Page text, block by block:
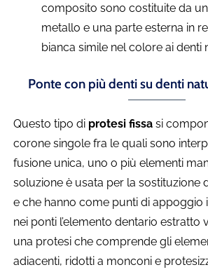
composito sono costituite da
metallo e una parte esterna in
bianca simile nel colore ai denti
Ponte con più denti su denti
Questo tipo di protesi fissa si
corone singole fra le quali sono
fusione unica, uno o più elementi
soluzione è usata per la sostituzione
e che hanno come punti di appoggio
nei ponti l’elemento dentario estratto
una protesi che comprende gli
adiacenti, ridotti a monconi e